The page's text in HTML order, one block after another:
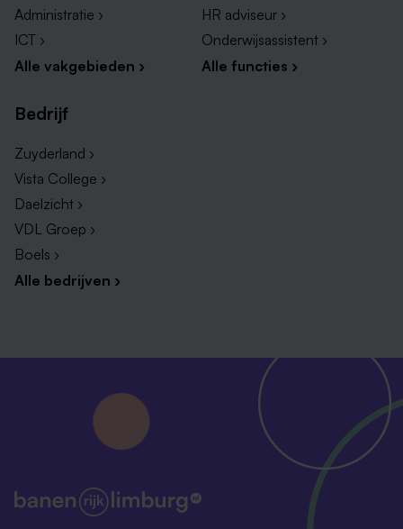
Administratie ›
ICT ›
Alle vakgebieden ›
HR adviseur ›
Onderwijsassistent ›
Alle functies ›
Bedrijf
Zuyderland ›
Vista College ›
Daelzicht ›
VDL Groep ›
Boels ›
Alle bedrijven ›